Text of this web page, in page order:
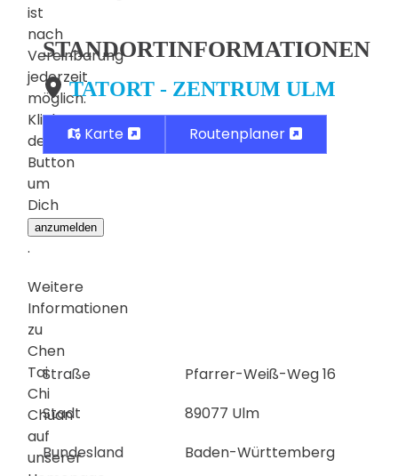
ist
nach
Vereinbarung
jederzeit
möglich.
Klicke
den
Button
um
Dich
anzumelden
.
Weitere
Informationen
zu
Chen
Tai
Chi
Chuan
auf
unserer
STANDORTINFORMATIONEN
TATORT - ZENTRUM ULM
Karte Routenplaner
Straße
Pfarrer-Weiß-Weg 16
Stadt
89077 Ulm
Bundesland
Baden-Württemberg